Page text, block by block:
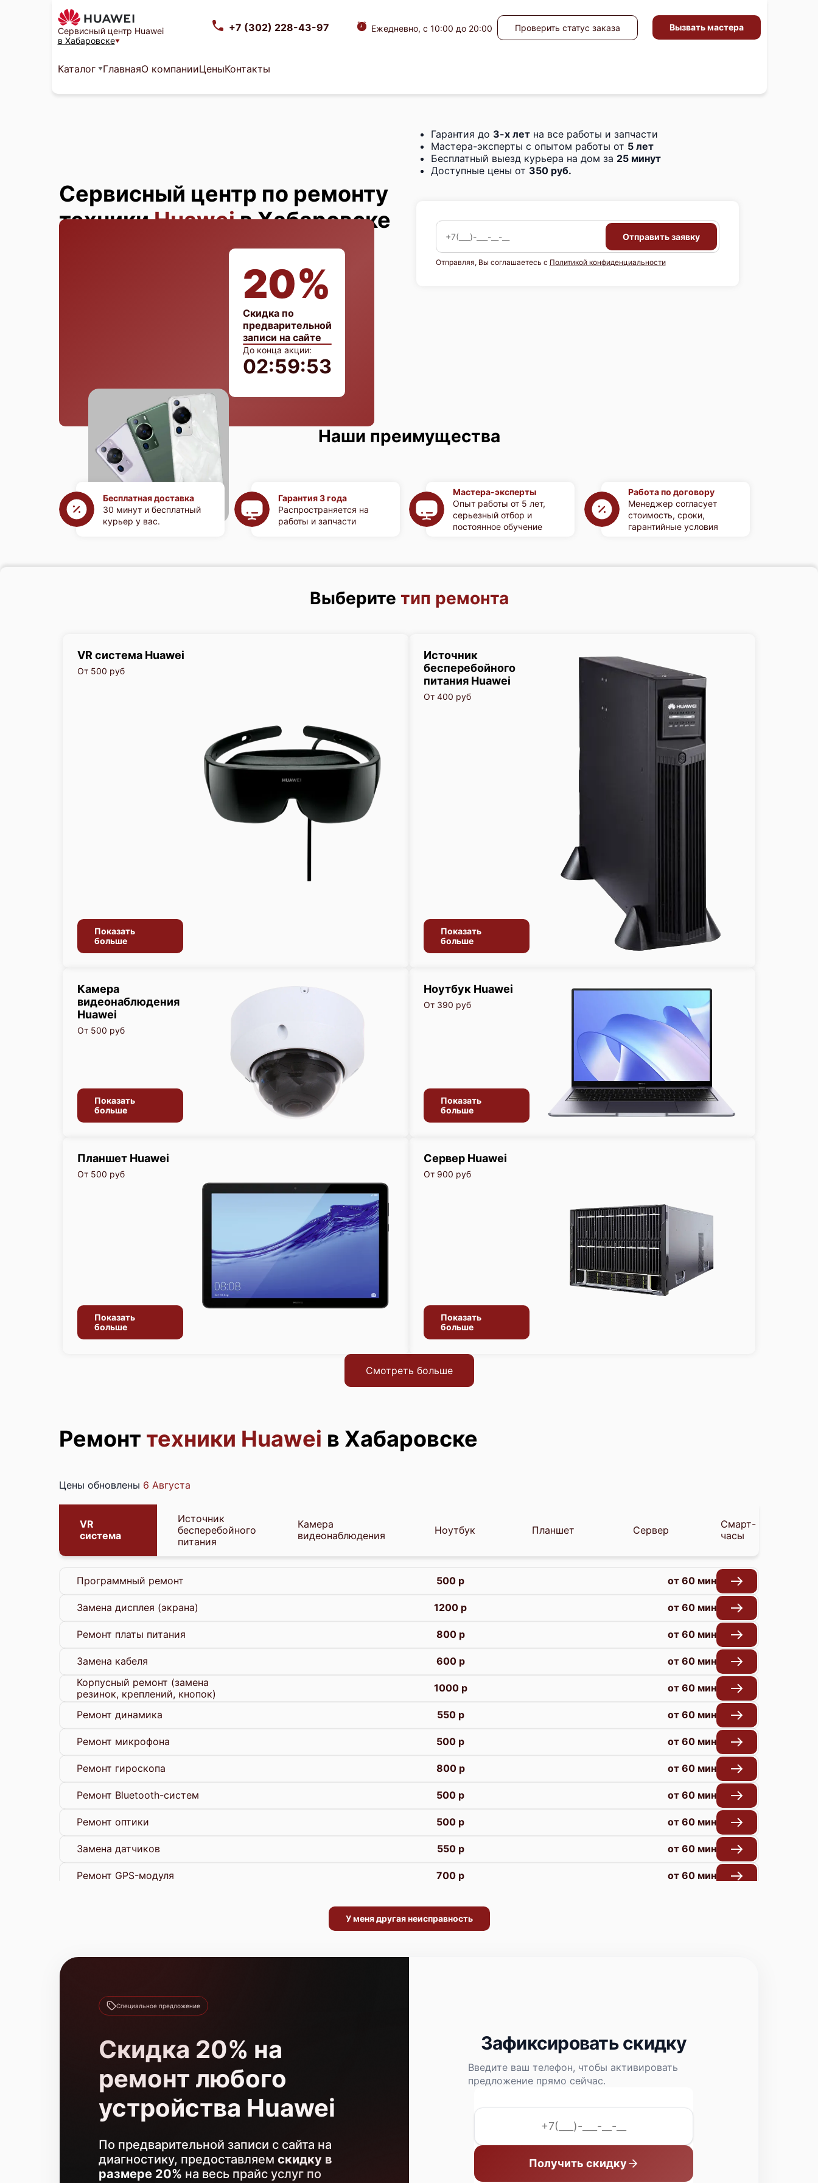
Сервисный центр Huawei
в Хабаровске
+7 (302) 228-43-97 Ежедневно, с 10:00 до 20:00 Проверить статус заказа Вызвать мастера
Каталог ГлавнаяО компанииЦеныКонтакты
Сервисный центр по ремонту
техникиHuaweiв Хабаровске
Гарантия до 3-х летна все работы и запчасти
Мастера-эксперты с опытом работы от 5 лет
Бесплатный выезд курьера на дом за 25 минут
Доступные цены от 350 руб.
Отправить заявку
Отправляя, Вы соглашаетесь с Политикой конфиденциальности
20%
Скидка по
предварительной
записи на сайте
До конца акции:
02:59:52
Наши преимущества
Бесплатная доставка
30 минут и бесплатный
курьер у вас.
Гарантия 3 года
Распространяется на
работы и запчасти
Мастера-эксперты
Опыт работы от 5 лет,
серьезный отбор и
постоянное обучение
Работа по договору
Менеджер согласует
стоимость, сроки,
гарантийные условия
Выберите тип ремонта
VR система Huawei
От 500 руб
Показать
больше
Источник
бесперебойного
питания Huawei
От 400 руб
Показать
больше
Камера
видеонаблюдения
Huawei
От 500 руб
Показать
больше
Ноутбук Huawei
От 390 руб
Показать
больше
Планшет Huawei
От 500 руб
Показать
больше
Сервер Huawei
От 900 руб
Показать
больше
Смотреть больше
Ремонт техники Huawei в Хабаровске
Цены обновлены 6 Августа
VR
система
Источник
бесперебойного
питания
Камера
видеонаблюдения
Ноутбук Планшет Сервер
Смарт-
часы
Программный ремонт 500 р от 60 мин
Замена дисплея (экрана) 1200 р от 60 мин
Ремонт платы питания 800 р от 60 мин
Замена кабеля 600 р
от 60 мин
Корпусный ремонт (замена
резинок, креплений, кнопок)
1000 р от 60 мин
Ремонт динамика 550 р от 60 мин
Ремонт микрофона 500 р от 60 мин
Ремонт гироскопа 800 р от 60 мин
Ремонт Bluetooth-систем 500 р от 60 мин
Ремонт оптики 500 р от 60 мин
Замена датчиков 550 р от 60 мин
Ремонт GPS-модуля 700 р от 60 мин
У меня другая неисправность
Специальное предложение
Скидка 20% на
ремонт любого
устройства Huawei
По предварительной записи с сайта на
диагностику, предоставляем скидку в
размере 20% на весь прайс услуг по
Зафиксировать скидку
Введите ваш телефон, чтобы активировать
предложение прямо сейчас.
Получить скидку